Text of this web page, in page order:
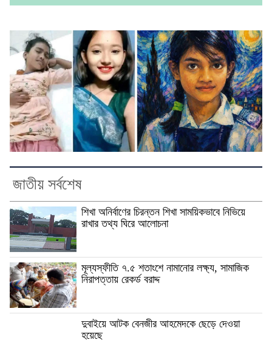
জাতীয় সর্বশেষ
শিখা অনির্বাণের চিরন্তন শিখা সাময়িকভাবে নিভিয়ে
রাখার তথ্য ঘিরে আলোচনা
মূল্যস্ফীতি ৭.৫ শতাংশে নামানোর লক্ষ্য, সামাজিক
নিরাপত্তায় রেকর্ড বরাদ্দ
দুবাইয়ে আটক বেনজীর আহমেদকে ছেড়ে দেওয়া
হয়েছে